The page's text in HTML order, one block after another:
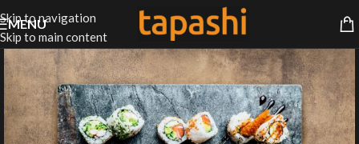
Skip to navigation
Skip to main content
MENU